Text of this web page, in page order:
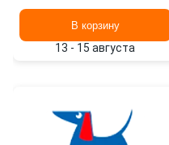
В корзину
13 - 15 августа